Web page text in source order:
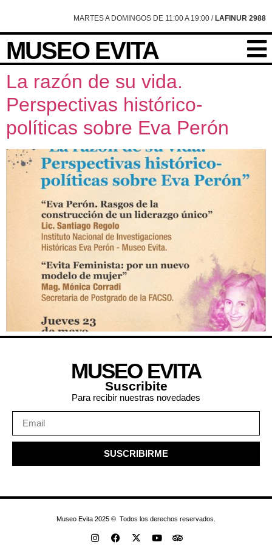
MARTES A DOMINGOS DE 11:00 A 19:00 / LAFINUR 2988
MUSEO EVITA
La razón de su vida.
Perspectivas histórico-
políticas sobre Eva Perón
MUSEO EVITA
Suscribite
Para recibir nuestras novedades
SUSCRIBIRME
Museo Evita 2025 © Todos los derechos reservados.